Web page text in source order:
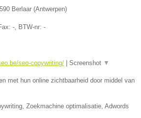
Berlaar (Antwerpen)
-, BTW-nr: -
seo-copywriting/ Screenshot ▼
met hun online zichtbaarheid door middel van
Zoekmachine optimalisatie, Adwords